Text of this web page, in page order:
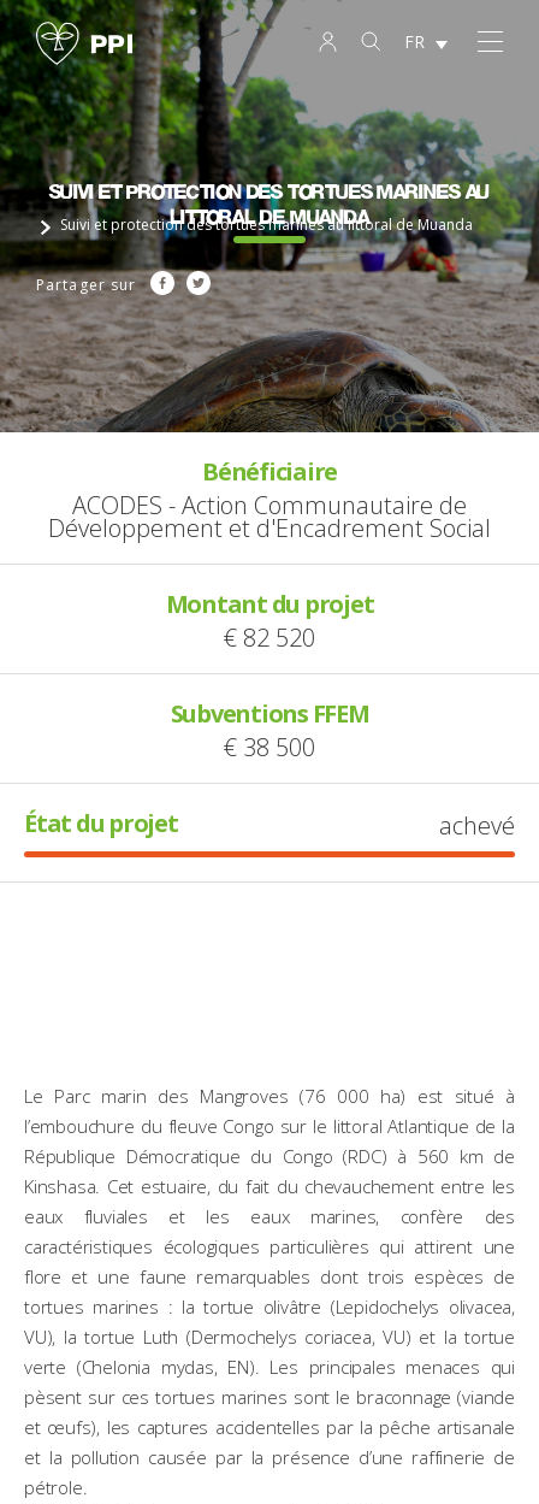
FR
Suivi et protection des tortues marines au
littoral de Muanda
Suivi et protection des tortues marines au littoral de Muanda
Partager sur
Bénéficiaire
ACODES - Action Communautaire de
Développement et d'Encadrement Social
Montant du projet
€ 82 520
Subventions FFEM
€ 38 500
État du projet achevé
Le Parc marin des Mangroves (76 000 ha) est situé à
l’embouchure du fleuve Congo sur le littoral Atlantique de la
République Démocratique du Congo (RDC) à 560 km de
Kinshasa. Cet estuaire, du fait du chevauchement entre les
eaux fluviales et les eaux marines, confère des
caractéristiques écologiques particulières qui attirent une
flore et une faune remarquables dont trois espèces de
tortues marines : la tortue olivâtre (Lepidochelys olivacea,
VU), la tortue Luth (Dermochelys coriacea, VU) et la tortue
verte (Chelonia mydas, EN). Les principales menaces qui
pèsent sur ces tortues marines sont le braconnage (viande
et œufs), les captures accidentelles par la pêche artisanale
et la pollution causée par la présence d’une raffinerie de
pétrole.